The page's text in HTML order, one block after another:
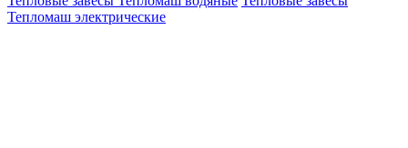
Тепломаш электрические